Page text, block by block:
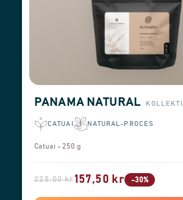
PANAMA NATURAL
CATUAI NATURAL-PROCES
Catuai - 250 g
225,00 kr157,50 kr -30%